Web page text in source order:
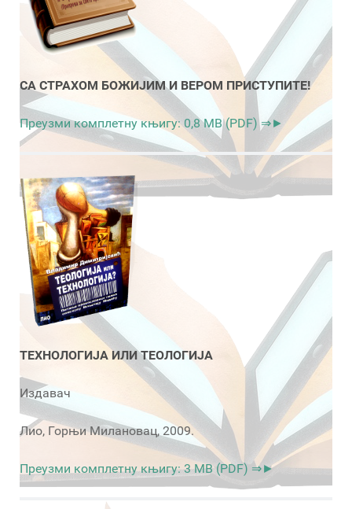
СА СТРАХОМ БОЖИЈИМ И ВЕРОМ ПРИСТУПИТЕ!
Преузми комплетну књигу: 0,8 MB (PDF) ⇒►
ТЕХНОЛОГИЈА ИЛИ ТЕОЛОГИЈА
Издавач
Лио, Горњи Милановац, 2009.
Преузми комплетну књигу: 3 MB (PDF) ⇒►